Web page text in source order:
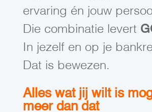
ervaring én jouw
Die combinatie levert
In jezelf en op je
Dat is bewezen.
Alles wat jij wilt is
meer dan dat